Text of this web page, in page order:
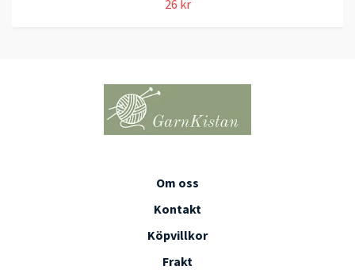
26 kr
Om oss
Kontakt
Köpvillkor
Frakt